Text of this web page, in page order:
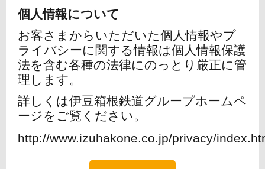
個人情報について
お客さまからいただいた個人情報やプ
ライバシーに関する情報は個人情報保護
法を含む各種の法律にのっとり厳正に管
理します。
詳しくは伊豆箱根鉄道グループホームペ
ージをご覧ください。
http://www.izuhakone.co.jp/privacy/